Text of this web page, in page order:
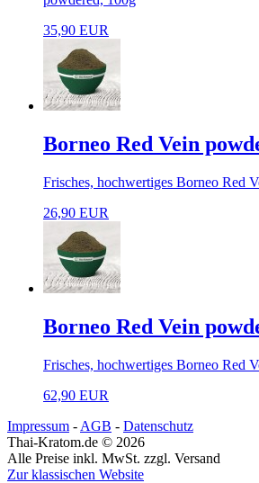
35,90 EUR
Borneo Red Vein
Frisches, hochwertiges Borneo Red
26,90 EUR
Borneo Red Vein
Frisches, hochwertiges Borneo Red
62,90 EUR
Impressum - AGB - Datenschutz
Thai-Kratom.de © 2026
Alle Preise inkl. MwSt. zzgl. Versand
Zur klassischen Website